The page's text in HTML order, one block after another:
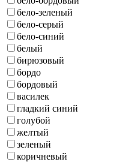
бело-зеленый
бело-серый
бело-синий
белый
бирюзовый
бордо
бордовый
василек
гладкий синий
голубой
желтый
зеленый
коричневый